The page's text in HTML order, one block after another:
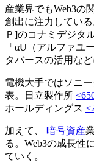
産業界でもWeb3の
創出に注力してい
Ｐ]のコナミデジタ
「αU（アルファユ
タバースの活用な
電機大手ではソニ
表。日立製作所
ホールディングス
加えて、 暗号資産
る。Web3の成長性
ていく。